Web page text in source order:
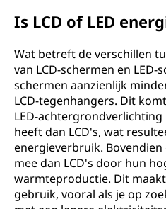
Is LCD of LED
Wat betreft de verschillen
van LCD-schermen en LED-
schermen aanzienlijk
LCD-tegenhangers. Dit
LED-
heeft dan LCD's, wat
energieverbruik. Bovendien
mee dan LCD's door hun
warmteproductie. Dit
gebruik, vooral als je op